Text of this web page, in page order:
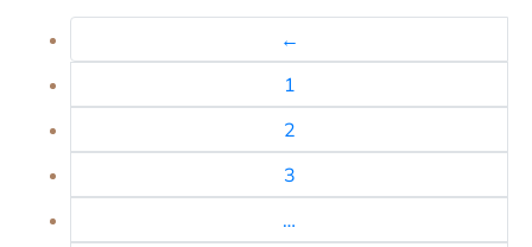
←
1
2
3
…